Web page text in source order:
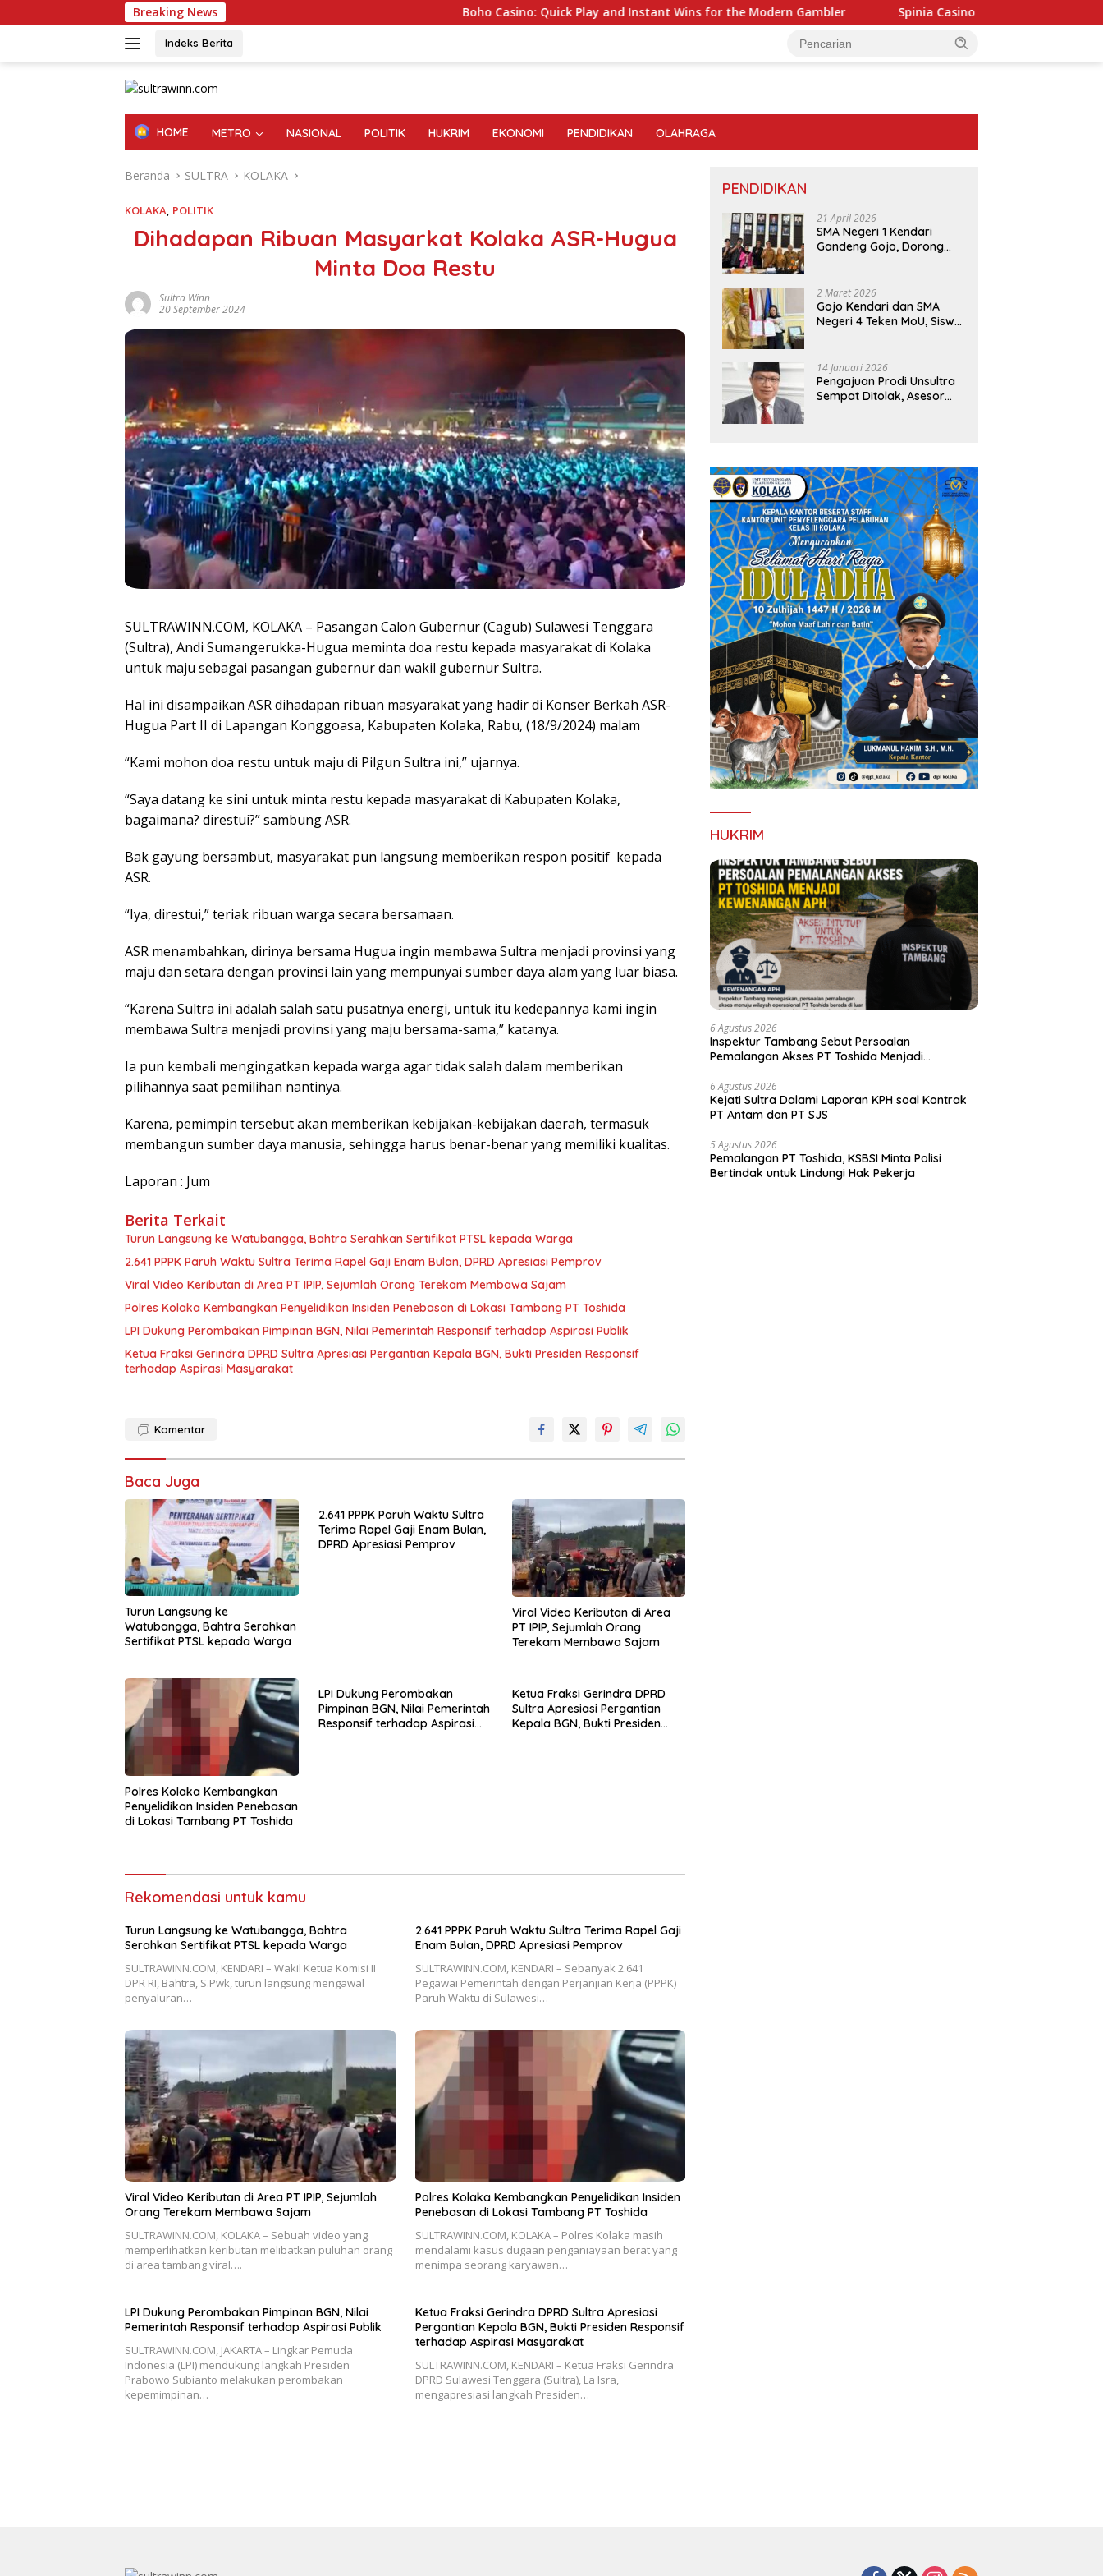
ke
Breaking News Boho Casino: Quick Play and Instant Wins for the Modern Gambler Spinia Casino – Quick‑Hit Slots en Rapid
Indeks Berita
HOME METRO NASIONAL POLITIK HUKRIM EKONOMI PENDIDIKAN OLAHRAGA
Beranda SULTRA KOLAKA
KOLAKA POLITIK
Dihadapan Ribuan Masyarkat Kolaka ASR-Hugua
Minta Doa Restu
Sultra Winn
20 September 2024
SULTRAWINN.COM, KOLAKA – Pasangan Calon Gubernur (Cagub) Sulawesi Tenggara
(Sultra), Andi Sumangerukka-Hugua meminta doa restu kepada masyarakat di Kolaka
untuk maju sebagai pasangan gubernur dan wakil gubernur Sultra.
Hal ini disampaikan ASR dihadapan ribuan masyarakat yang hadir di Konser Berkah ASR-
Hugua Part II di Lapangan Konggoasa, Kabupaten Kolaka, Rabu, (18/9/2024) malam
“Kami mohon doa restu untuk maju di Pilgun Sultra ini,” ujarnya.
“Saya datang ke sini untuk minta restu kepada masyarakat di Kabupaten Kolaka,
bagaimana? direstui?” sambung ASR.
Bak gayung bersambut, masyarakat pun langsung memberikan respon positif kepada
ASR.
“Iya, direstui,” teriak ribuan warga secara bersamaan.
ASR menambahkan, dirinya bersama Hugua ingin membawa Sultra menjadi provinsi yang
maju dan setara dengan provinsi lain yang mempunyai sumber daya alam yang luar biasa.
“Karena Sultra ini adalah salah satu pusatnya energi, untuk itu kedepannya kami ingin
membawa Sultra menjadi provinsi yang maju bersama-sama,” katanya.
Ia pun kembali mengingatkan kepada warga agar tidak salah dalam memberikan
pilihannya saat pemilihan nantinya.
Karena, pemimpin tersebut akan memberikan kebijakan-kebijakan daerah, termasuk
membangun sumber daya manusia, sehingga harus benar-benar yang memiliki kualitas.
Laporan : Jum
Berita Terkait
Turun Langsung ke Watubangga, Bahtra Serahkan Sertifikat PTSL kepada Warga
2.641 PPPK Paruh Waktu Sultra Terima Rapel Gaji Enam Bulan, DPRD Apresiasi Pemprov
Viral Video Keributan di Area PT IPIP, Sejumlah Orang Terekam Membawa Sajam
Polres Kolaka Kembangkan Penyelidikan Insiden Penebasan di Lokasi Tambang PT Toshida
LPI Dukung Perombakan Pimpinan BGN, Nilai Pemerintah Responsif terhadap Aspirasi Publik
Ketua Fraksi Gerindra DPRD Sultra Apresiasi Pergantian Kepala BGN, Bukti Presiden Responsif
terhadap Aspirasi Masyarakat
Komentar
Baca Juga
Turun Langsung ke
Watubangga, Bahtra Serahkan
Sertifikat PTSL kepada Warga
2.641 PPPK Paruh Waktu Sultra
Terima Rapel Gaji Enam Bulan,
DPRD Apresiasi Pemprov
Viral Video Keributan di Area
PT IPIP, Sejumlah Orang
Terekam Membawa Sajam
Polres Kolaka Kembangkan
Penyelidikan Insiden Penebasan
di Lokasi Tambang PT Toshida
LPI Dukung Perombakan
Pimpinan BGN, Nilai Pemerintah
Responsif terhadap Aspirasi
Ketua Fraksi Gerindra DPRD
Sultra Apresiasi Pergantian
Kepala BGN, Bukti Presiden
Rekomendasi untuk kamu
Turun Langsung ke Watubangga, Bahtra
Serahkan Sertifikat PTSL kepada Warga
SULTRAWINN.COM, KENDARI – Wakil Ketua Komisi II
DPR RI, Bahtra, S.Pwk, turun langsung mengawal
penyaluran…
2.641 PPPK Paruh Waktu Sultra Terima Rapel Gaji
Enam Bulan, DPRD Apresiasi Pemprov
SULTRAWINN.COM, KENDARI – Sebanyak 2.641
Pegawai Pemerintah dengan Perjanjian Kerja (PPPK)
Paruh Waktu di Sulawesi…
Viral Video Keributan di Area PT IPIP, Sejumlah
Orang Terekam Membawa Sajam
SULTRAWINN.COM, KOLAKA – Sebuah video yang
memperlihatkan keributan melibatkan puluhan orang
di area tambang viral….
Polres Kolaka Kembangkan Penyelidikan Insiden
Penebasan di Lokasi Tambang PT Toshida
SULTRAWINN.COM, KOLAKA – Polres Kolaka masih
mendalami kasus dugaan penganiayaan berat yang
menimpa seorang karyawan…
LPI Dukung Perombakan Pimpinan BGN, Nilai
Pemerintah Responsif terhadap Aspirasi Publik
SULTRAWINN.COM, JAKARTA – Lingkar Pemuda
Indonesia (LPI) mendukung langkah Presiden
Prabowo Subianto melakukan perombakan
kepemimpinan…
Ketua Fraksi Gerindra DPRD Sultra Apresiasi
Pergantian Kepala BGN, Bukti Presiden Responsif
terhadap Aspirasi Masyarakat
SULTRAWINN.COM, KENDARI – Ketua Fraksi Gerindra
DPRD Sulawesi Tenggara (Sultra), La Isra,
mengapresiasi langkah Presiden…
PENDIDIKAN
21 April 2026
SMA Negeri 1 Kendari
Gandeng Gojo, Dorong
2 Maret 2026
Gojo Kendari dan SMA
Negeri 4 Teken MoU, Siswa
14 Januari 2026
Pengajuan Prodi Unsultra
Sempat Ditolak, Asesor
HUKRIM
6 Agustus 2026
Inspektur Tambang Sebut Persoalan
Pemalangan Akses PT Toshida Menjadi
6 Agustus 2026
Kejati Sultra Dalami Laporan KPH soal Kontrak
PT Antam dan PT SJS
5 Agustus 2026
Pemalangan PT Toshida, KSBSI Minta Polisi
Bertindak untuk Lindungi Hak Pekerja